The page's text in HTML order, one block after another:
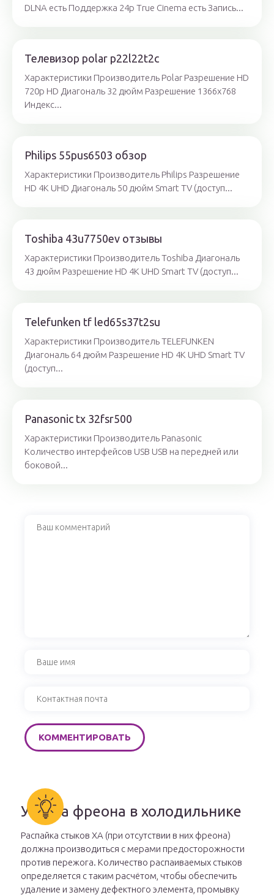
DLNA есть Поддержка 24p True Cinema есть Запись...
Телевизор polar p22l22t2c
Характеристики Производитель Polar Разрешение HD
720p HD Диагональ 32 дюйм Разрешение 1366x768
Индекс...
Philips 55pus6503 обзор
Характеристики Производитель Philips Разрешение
HD 4K UHD Диагональ 50 дюйм Smart TV (доступ...
Toshiba 43u7750ev отзывы
Характеристики Производитель Toshiba Диагональ
43 дюйм Разрешение HD 4K UHD Smart TV (доступ...
Telefunken tf led65s37t2su
Характеристики Производитель TELEFUNKEN
Диагональ 64 дюйм Разрешение HD 4K UHD Smart TV
(доступ...
Panasonic tx 32fsr500
Характеристики Производитель Panasonic
Количество интерфейсов USB USB на передней или
боковой...
Утечка фреона в холодильнике
Распайка стыков ХА (при отсутствии в них фреона)
должна производиться с мерами предосторожности
против пережога. Количество распаиваемых стыков
определяется с таким расчётом, чтобы обеспечить
удаление и замену дефектного элемента, промывку